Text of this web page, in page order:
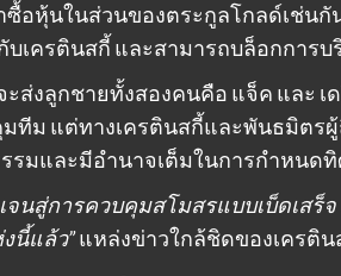
ซื้อหุ้นในส่วนของตระกูลโกลด์เช่น
เครตินสกี้ และสามารถบล็อกการบ
ส่งลูกชายทั้งสองคนคือ แจ็ค และ เ
ทีม แต่ทางเครตินสกี้และพันธมิตรผู้
รมและมีอำนาจเต็มในการกำหนด
จนสู่การควบคุมสโมสรแบบเบ็ดเส
นี้แล้ว”แหล่งข่าวใกล้ชิดของเครติน